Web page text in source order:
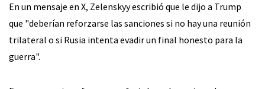
En un mensaje en X, Zelenskyy escribió que le dijo a Trump
que "deberían reforzarse las sanciones si no hay una reunión
trilateral o si Rusia intenta evadir un final honesto para la
guerra".